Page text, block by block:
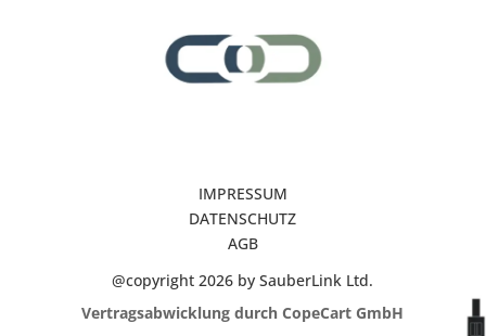
IMPRESSUM
DATENSCHUTZ
AGB
@copyright 2026 by SauberLink Ltd.
Vertragsabwicklung durch CopeCart GmbH